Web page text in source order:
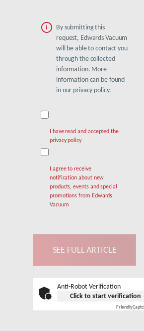
By submitting this
request, Edwards Vacuum
will be able to contact you
through the collected
information. More
information can be found
in our privacy policy.
I have read and accepted the
privacy policy
I agree to receive
notification about new
products, events and special
promotions from Edwards
Vacuum
Anti-Robot Verification
Click to start verification
Friendly